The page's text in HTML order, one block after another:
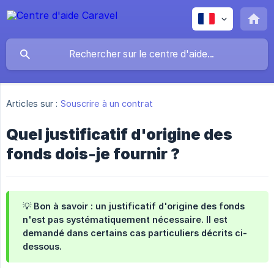
Articles sur : Souscrire à un contrat
Quel justificatif d'origine des
fonds dois-je fournir ?
💡 Bon à savoir : un justificatif d'origine des fonds
n'est pas systématiquement nécessaire. Il est
demandé dans certains cas particuliers décrits ci-
dessous.